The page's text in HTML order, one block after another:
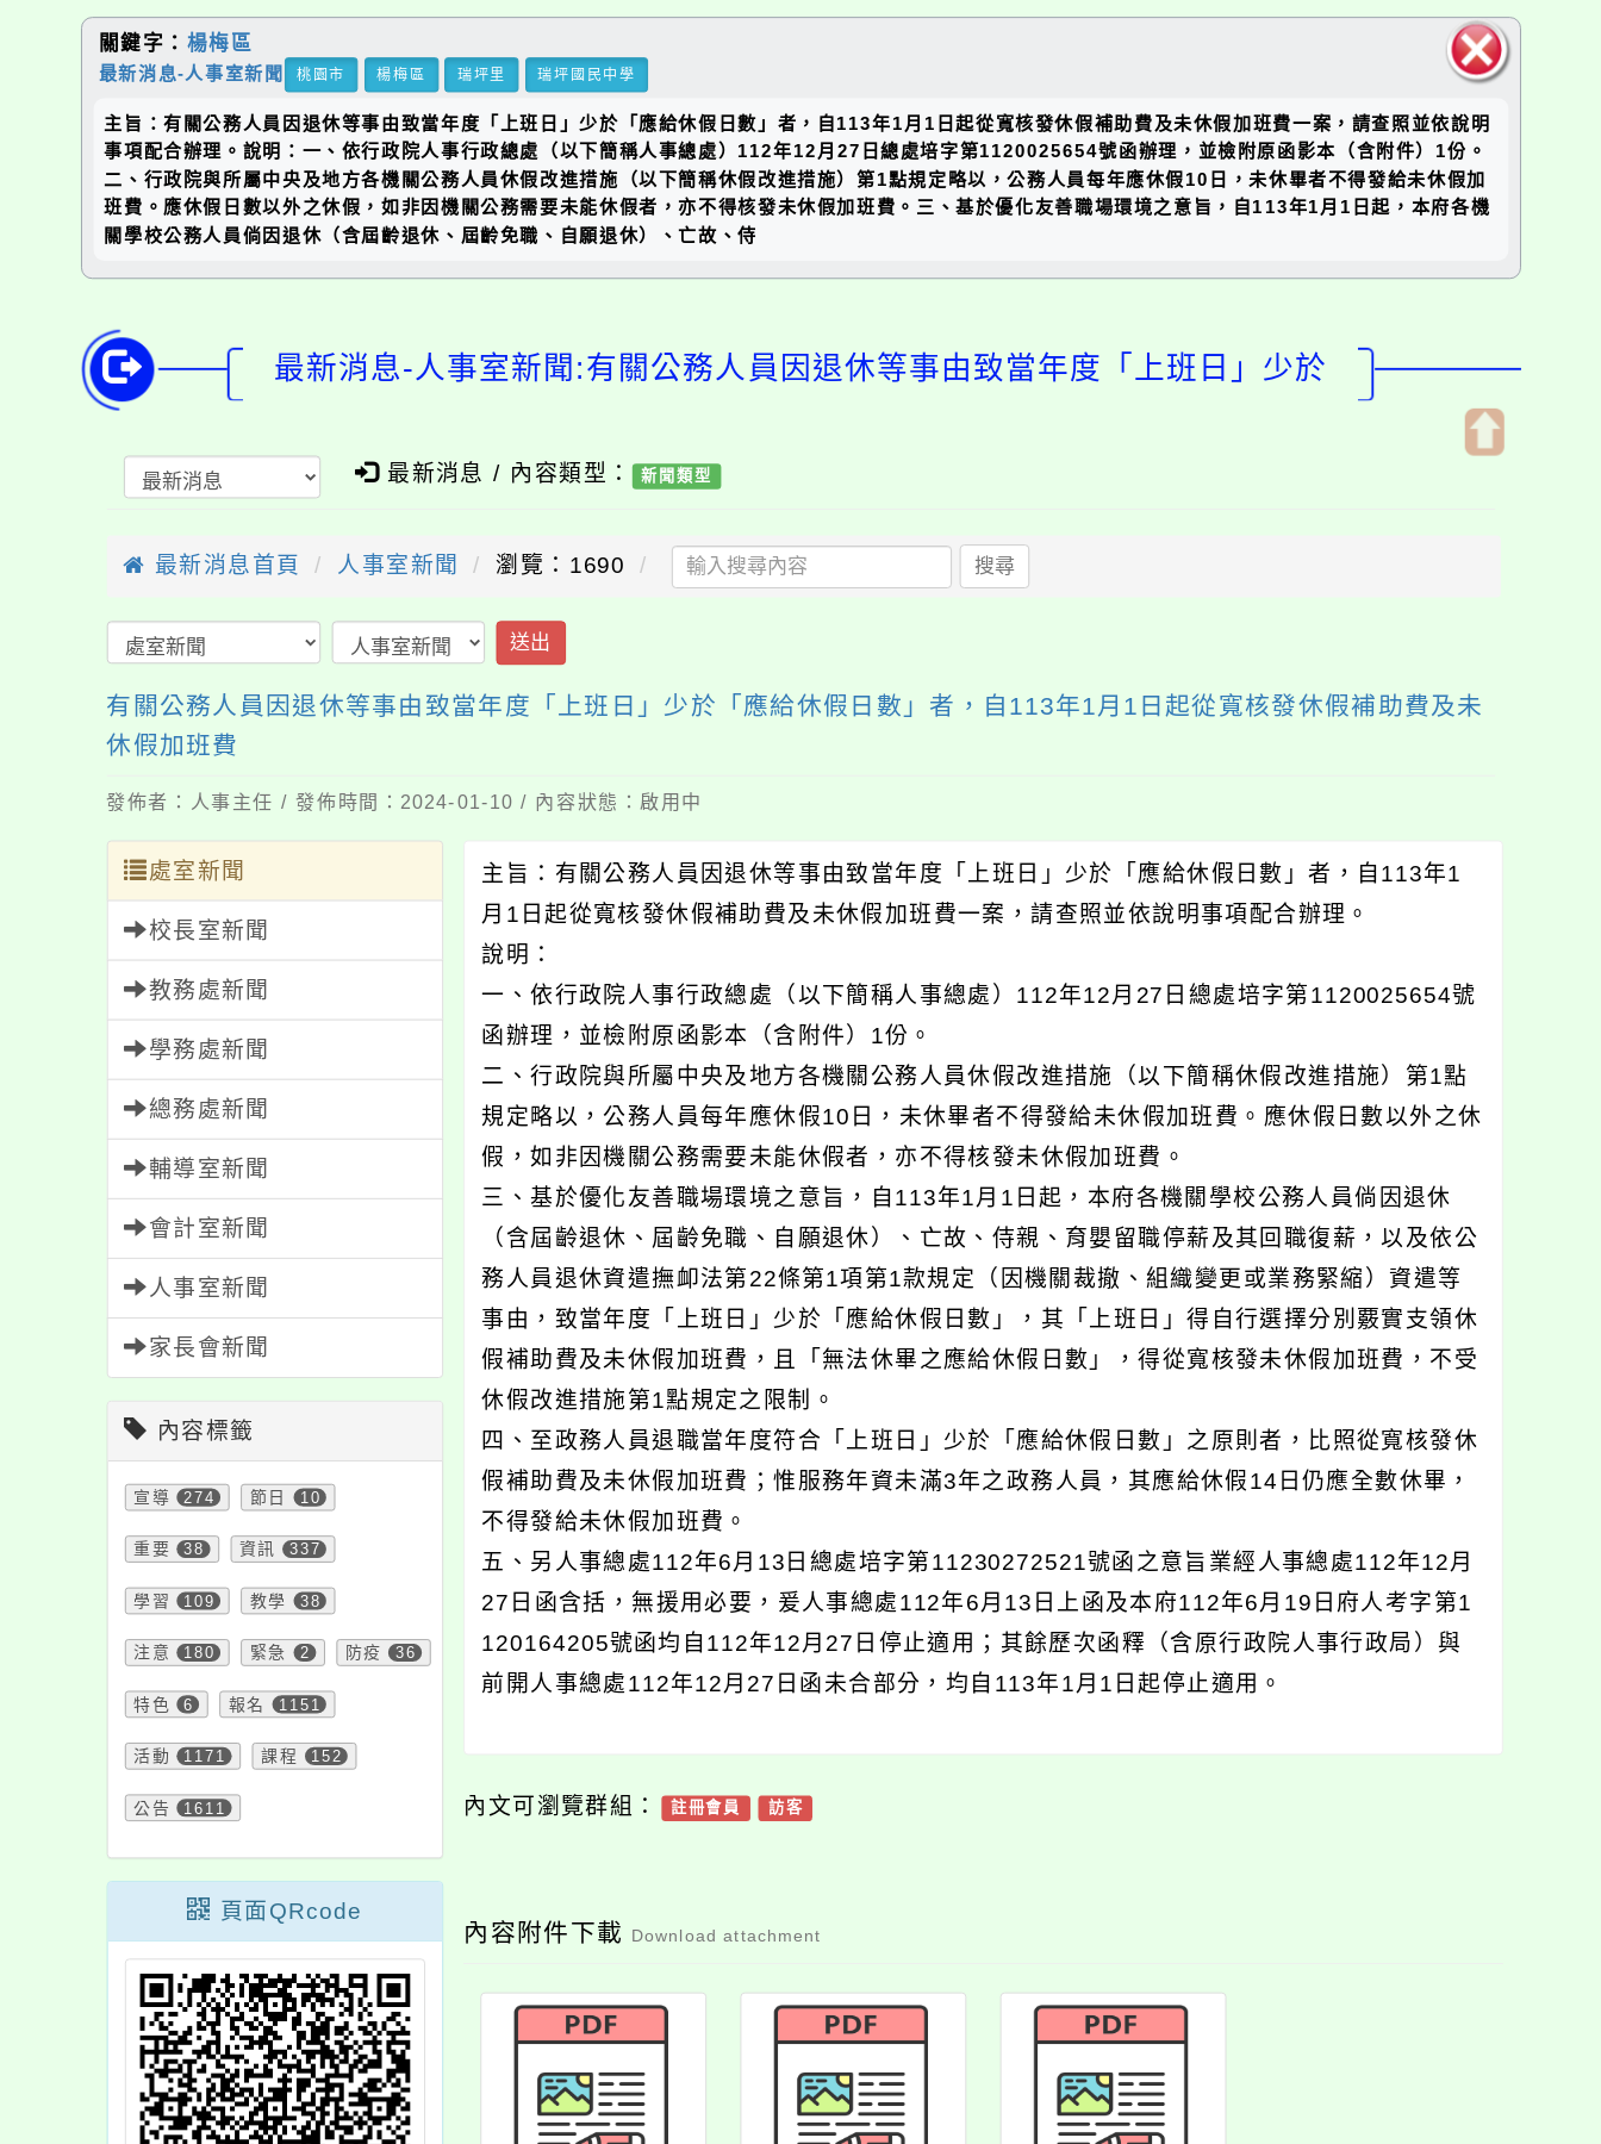
塊
關鍵字： 楊梅區
最新消息-人事室新聞 桃園市 楊梅區 瑞坪里 瑞坪國民中學
主旨：有關公務人員因退休等事由致當年度「上班日」少於「應給休假日數」者，自113年1月1日起從寬核發休假補助費及未休假加班費一案，請查照並依說明
事項配合辦理。說明：一、依行政院人事行政總處（以下簡稱人事總處）112年12月27日總處培字第1120025654號函辦理，並檢附原函影本（含附件）1份。
二、行政院與所屬中央及地方各機關公務人員休假改進措施（以下簡稱休假改進措施）第1點規定略以，公務人員每年應休假10日，未休畢者不得發給未休假加
班費。應休假日數以外之休假，如非因機關公務需要未能休假者，亦不得核發未休假加班費。三、基於優化友善職場環境之意旨，自113年1月1日起，本府各機
關學校公務人員倘因退休（含屆齡退休、屆齡免職、自願退休）、亡故、侍
最新消息-人事室新聞:有關公務人員因退休等事由致當年度「上班日」少於
最新消息 / 內容類型： 新聞類型
最新消息首頁 人事室新聞 瀏覽：1690 搜尋
送出
有關公務人員因退休等事由致當年度「上班日」少於「應給休假日數」者，自113年1月1日起從寬核發休假補助費及未
休假加班費
發佈者：人事主任 / 發佈時間：2024-01-10 / 內容狀態：啟用中
處室新聞
校長室新聞
教務處新聞
學務處新聞
總務處新聞
輔導室新聞
會計室新聞
人事室新聞
家長會新聞
內容標籤
宣導 274 節日 10
重要 38 資訊 337
學習 109 教學 38
注意 180 緊急 2 防疫 36
特色 6 報名 1151
活動 1171 課程 152
公告 1611
頁面QRcode
主旨：有關公務人員因退休等事由致當年度「上班日」少於「應給休假日數」者，自113年1
月1日起從寬核發休假補助費及未休假加班費一案，請查照並依說明事項配合辦理。
說明：
一、依行政院人事行政總處（以下簡稱人事總處）112年12月27日總處培字第1120025654號
函辦理，並檢附原函影本（含附件）1份。
二、行政院與所屬中央及地方各機關公務人員休假改進措施（以下簡稱休假改進措施）第1點
規定略以，公務人員每年應休假10日，未休畢者不得發給未休假加班費。應休假日數以外之休
假，如非因機關公務需要未能休假者，亦不得核發未休假加班費。
三、基於優化友善職場環境之意旨，自113年1月1日起，本府各機關學校公務人員倘因退休
（含屆齡退休、屆齡免職、自願退休）、亡故、侍親、育嬰留職停薪及其回職復薪，以及依公
務人員退休資遣撫卹法第22條第1項第1款規定（因機關裁撤、組織變更或業務緊縮）資遣等
事由，致當年度「上班日」少於「應給休假日數」，其「上班日」得自行選擇分別覈實支領休
假補助費及未休假加班費，且「無法休畢之應給休假日數」，得從寬核發未休假加班費，不受
休假改進措施第1點規定之限制。
四、至政務人員退職當年度符合「上班日」少於「應給休假日數」之原則者，比照從寬核發休
假補助費及未休假加班費；惟服務年資未滿3年之政務人員，其應給休假14日仍應全數休畢，
不得發給未休假加班費。
五、另人事總處112年6月13日總處培字第11230272521號函之意旨業經人事總處112年12月
27日函含括，無援用必要，爰人事總處112年6月13日上函及本府112年6月19日府人考字第1
120164205號函均自112年12月27日停止適用；其餘歷次函釋（含原行政院人事行政局）與
前開人事總處112年12月27日函未合部分，均自113年1月1日起停止適用。
內文可瀏覽群組： 註冊會員 訪客
內容附件下載 Download attachment